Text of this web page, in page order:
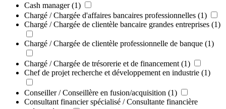
Cash manager (1)
Chargé / Chargée d'affaires bancaires professionnelles (1)
Chargé / Chargée de clientèle bancaire grandes entreprises (1)
Chargé / Chargée de clientèle professionnelle de banque (1)
Chargé / Chargée de trésorerie et de financement (1)
Chef de projet recherche et développement en industrie (1)
Conseiller / Conseillère en fusion/acquisition (1)
Consultant financier spécialisé / Consultante financière